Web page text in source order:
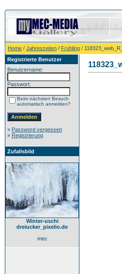
Home / Jahreszeiten / Frühling /
Registrierte Benutzer
Benutzername:
Passwort:
Beim nächsten Besuch
automatisch anmelden?
» Password vergessen
» Registrierung
Zufallsbild
Winter-uschi
dreiucker_pixelio.de
mec